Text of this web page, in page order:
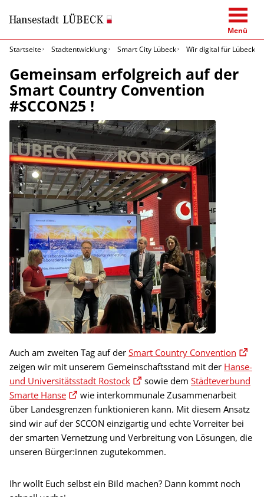
Menü
Startseite
Stadtentwicklung Smart City Lübeck Wir digital für Lübeck
Gemeinsam erfolgreich auf der
Smart Country Convention
#SCCON25 !
Auch am zweiten Tag auf der Smart Country Convention
zeigen wir mit unserem Gemeinschaftsstand mit der Hanse-
und Universitätsstadt Rostock
sowie dem Städteverbund
Smarte Hanse
wie interkommunale Zusammenarbeit
über Landesgrenzen funktionieren kann. Mit diesem Ansatz
sind wir auf der SCCON einzigartig und echte Vorreiter bei
der smarten Vernetzung und Verbreitung von Lösungen, die
unseren Bürger:innen zugutekommen.
Ihr wollt Euch selbst ein Bild machen? Dann kommt noch